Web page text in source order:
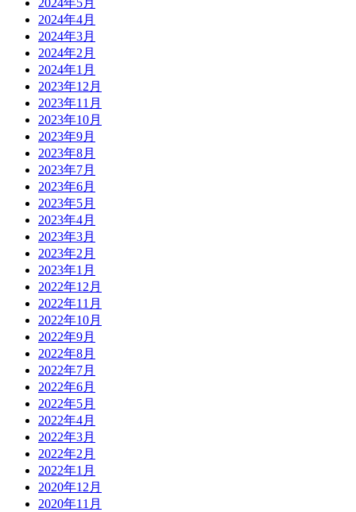
2024年5月
2024年4月
2024年3月
2024年2月
2024年1月
2023年12月
2023年11月
2023年10月
2023年9月
2023年8月
2023年7月
2023年6月
2023年5月
2023年4月
2023年3月
2023年2月
2023年1月
2022年12月
2022年11月
2022年10月
2022年9月
2022年8月
2022年7月
2022年6月
2022年5月
2022年4月
2022年3月
2022年2月
2022年1月
2020年12月
2020年11月